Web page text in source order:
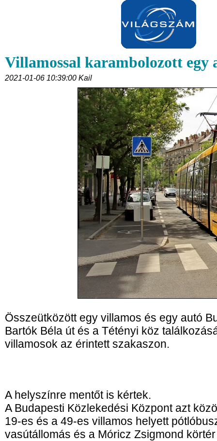
Villamossal karambolozott egy
2021-01-06 10:39:00 Kail
Összeütközött egy villamos és egy autó
Bartók Béla út és a Tétényi köz
villamosok az érintett szakaszon.
A helyszínre mentőt is kértek.
A Budapesti Közlekedési Központ azt
19-es és a 49-es villamos helyett
vasútállomás és a Móricz Zsigmond